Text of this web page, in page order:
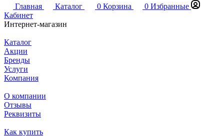
Главная
Каталог 0 Корзина 0 Избранные
Кабинет
Интернет-магазин
Каталог
Акции
Бренды
Услуги
Компания
О компании
Отзывы
Реквизиты
Как купить